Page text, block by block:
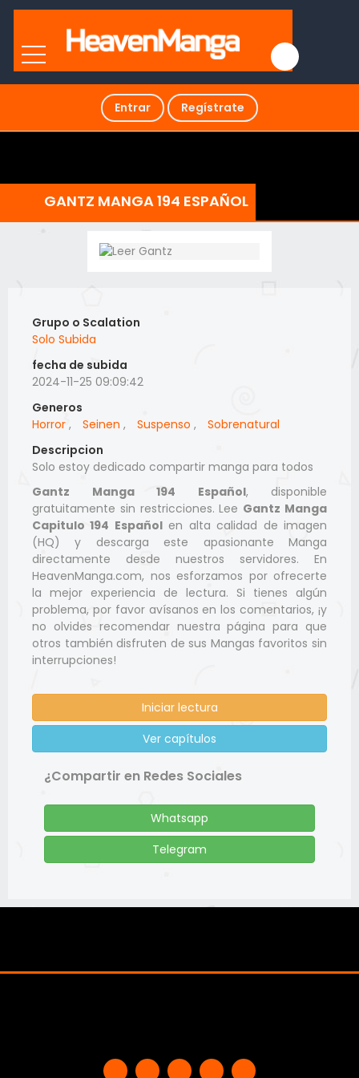
Entrar Regístrate
GANTZ MANGA 194 ESPAÑOL
Grupo o Scalation
Solo Subida
fecha de subida
2024-11-25 09:09:42
Generos
Horror , Seinen , Suspenso ,
Sobrenatural
Descripcion
Solo estoy dedicado compartir manga para todos
Gantz Manga 194 Español, disponible
gratuitamente sin restricciones. Lee Gantz Manga
Capitulo 194 Españolen alta calidad de imagen
(HQ) y descarga este apasionante Manga
directamente desde nuestros servidores. En
HeavenManga.com, nos esforzamos por ofrecerte
la mejor experiencia de lectura. Si tienes algún
problema, por favor avísanos en los comentarios, ¡y
no olvides recomendar nuestra página para que
otros también disfruten de sus Mangas favoritos sin
interrupciones!
Iniciar lectura
Ver capítulos
¿Compartir en Redes Sociales
Whatsapp
Telegram